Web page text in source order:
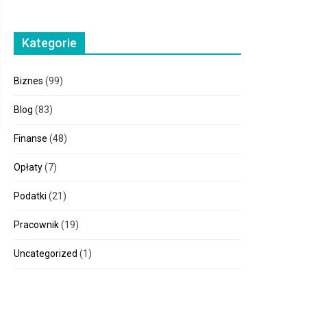
Kategorie
Biznes (99)
Blog (83)
Finanse (48)
Opłaty(7)
Podatki (21)
Pracownik(19)
Uncategorized (1)